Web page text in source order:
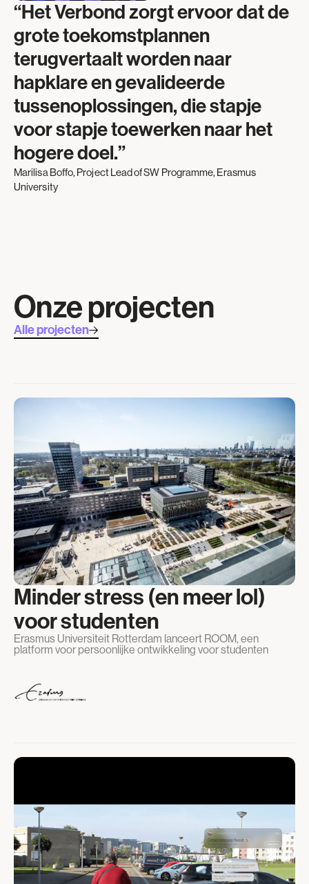
“Het Verbond zorgt ervoor dat de
grote toekomstplannen
terugvertaalt worden naar
hapklare en gevalideerde
tussenoplossingen, die stapje
voor stapje toewerken naar het
hogere doel.”
Marilisa Boffo, Project Lead of SW Programme, Erasmus
University
Onze projecten
Alle projecten
Minder stress (en meer lol)
voor studenten
Erasmus Universiteit Rotterdam lanceert ROOM, een
platform voor persoonlijke ontwikkeling voor studenten